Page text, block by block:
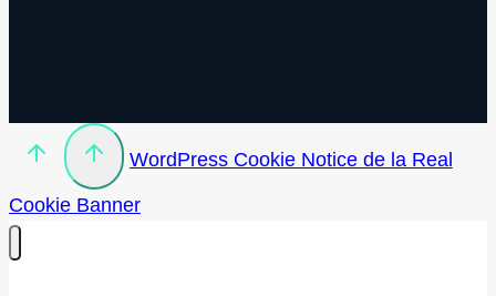
WordPress Cookie Notice de la Real
Cookie Banner